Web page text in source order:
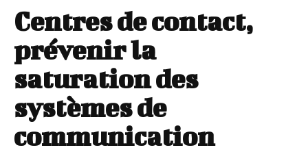
Centres de contact,
prévenir la
saturation des
systèmes de
communication